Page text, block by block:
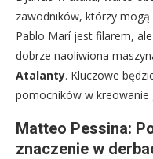
zawodników, którzy
Pablo Marí jest filarem,
dobrze naoliwiona
Atalanty. Kluczowe
pomocników w kreowanie
Matteo Pessina:
znaczenie w